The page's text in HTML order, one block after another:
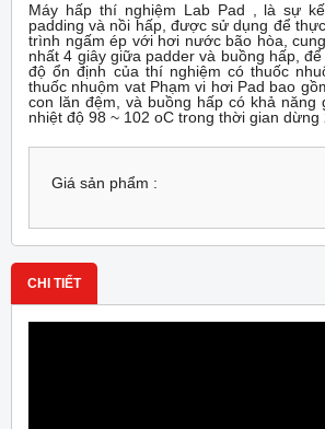
Máy hấp thí nghiệm Lab Pad , là sự
padding và nồi hấp, được sử dụng để
trình ngấm ép với hơi nước bão hòa,
nhất 4 giây giữa padder và buồng hấp,
độ ổn định của thí nghiệm có thuốc
thuốc nhuộm vat Phạm vi hơi Pad bao
con lăn đệm, và buồng hấp có khả năng
nhiệt độ 98 ~ 102 oC trong thời gian dừng
Giá sản phẩm :
CHI TIẾT